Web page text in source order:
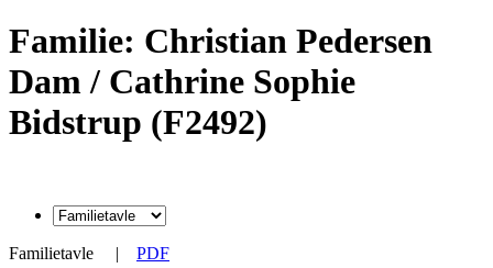
Familie: Christian Pedersen
Dam / Cathrine Sophie
Bidstrup (F2492)
Familietavle | PDF